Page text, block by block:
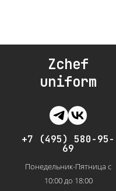
Zchef
uniform
+7 (495) 580-95-
69
Понедельник-Пятница с
10:00 до 18:00